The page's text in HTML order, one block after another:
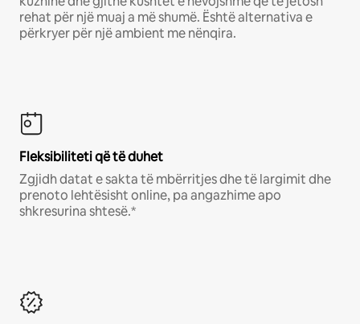
rehat për një muaj a më shumë. Është alternativa e
përkryer për një ambient me nënqira.
Fleksibiliteti që të duhet
Zgjidh datat e sakta të mbërritjes dhe të largimit dhe
prenoto lehtësisht online, pa angazhime apo
shkresurina shtesë.*